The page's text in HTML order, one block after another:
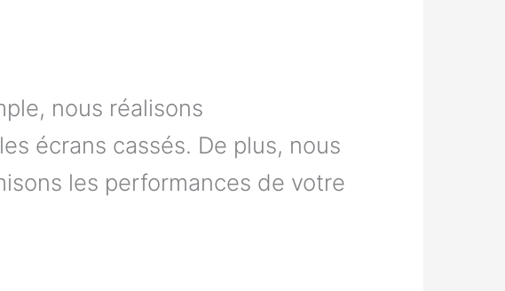
nous réalisons
écrans cassés. De plus, nous
les performances de votre